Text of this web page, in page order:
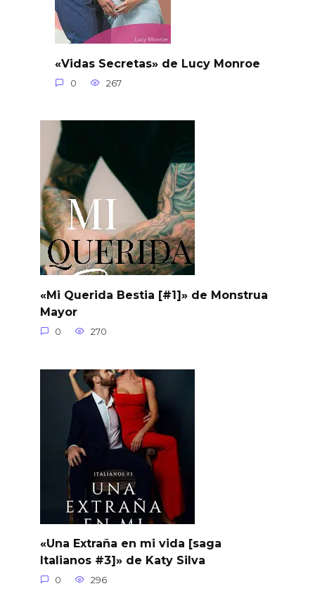
«Vidas Secretas» de Lucy Monroe
0 267
«Mi Querida Bestia [#1]» de Monstrua
Mayor
0 270
«Una Extraña en mi vida [saga
Italianos #3]» de Katy Silva
0 296